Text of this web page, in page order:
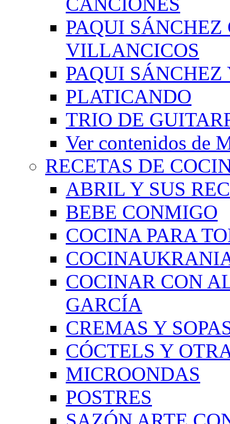
PAQUI
VILLANCICOS
PAQUI
PLATICANDO
TRIO DE
Ver contenidos de
RECETAS DE
ABRIL Y SUS
BEBE CONMIGO
COCINA PARA
COCINAR CON
GARCÍA
CREMAS Y
CÓCTELS Y
MICROONDAS
POSTRES